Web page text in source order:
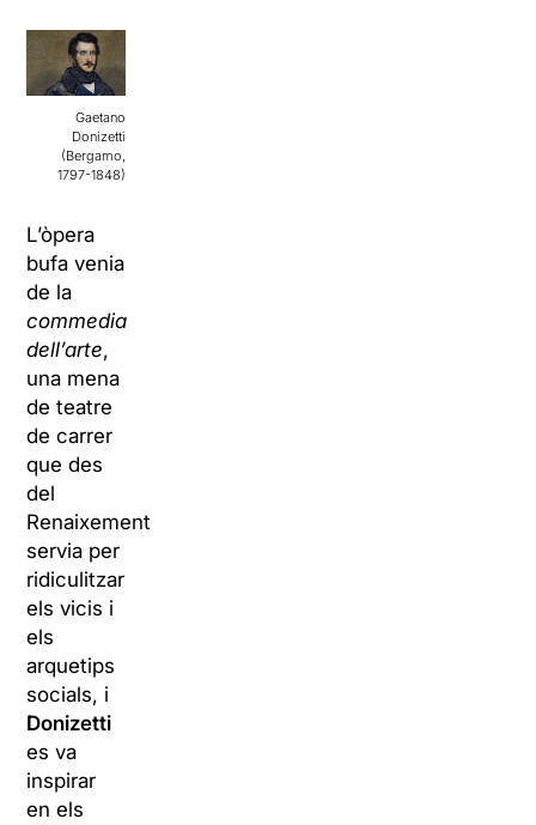
Gaetano
Donizetti
(Bergamo,
1797-1848)
L’òpera
bufa venia
de la
commedia
dell’arte,
una mena
de teatre
de carrer
que des
del
Renaixement
servia per
ridiculitzar
els vicis i
els
arquetips
socials, i
Donizetti
es va
inspirar
en els